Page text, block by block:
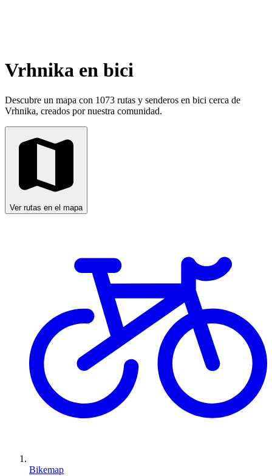
Vrhnika en bici
Descubre un mapa con 1073 rutas y senderos en bici cerca de
Vrhnika, creados por nuestra comunidad.
Ver rutas en el mapa
Bikemap